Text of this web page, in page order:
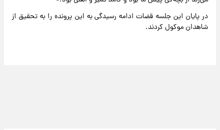
در پایان این جلسه قضات ادامه رسیدگی به این پرونده را به تحقیق از
شاهدان موکول کردند.